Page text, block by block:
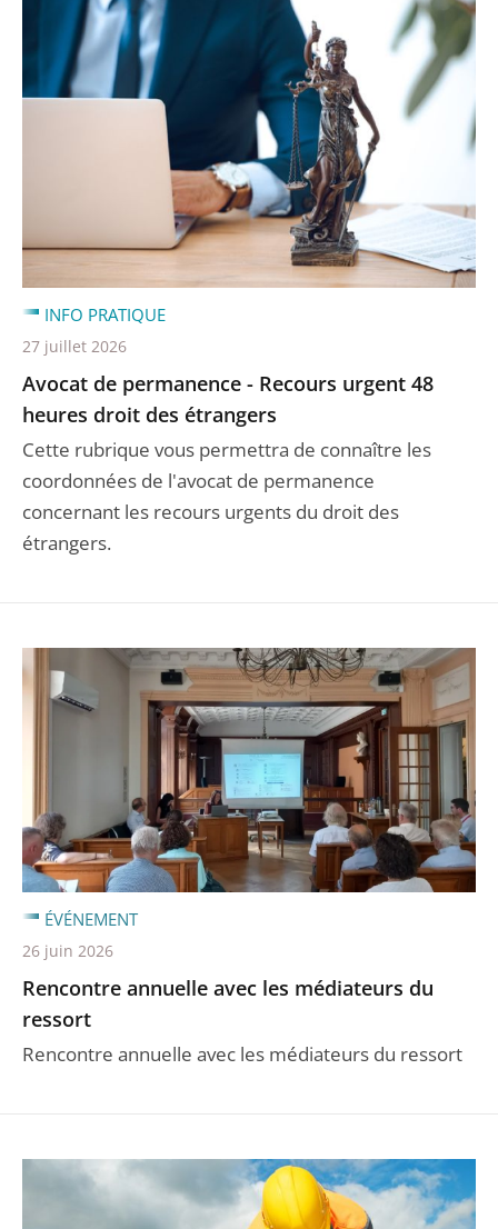
Avocat de permanence - Recours urgent 48
heures droit des étrangers
Cette rubrique vous permettra de connaître les
coordonnées de l'avocat de permanence
concernant les recours urgents du droit des
étrangers.
INFO PRATIQUE
27 juillet 2026
Rencontre annuelle avec les médiateurs du
ressort
Rencontre annuelle avec les médiateurs du ressort
ÉVÉNEMENT
26 juin 2026